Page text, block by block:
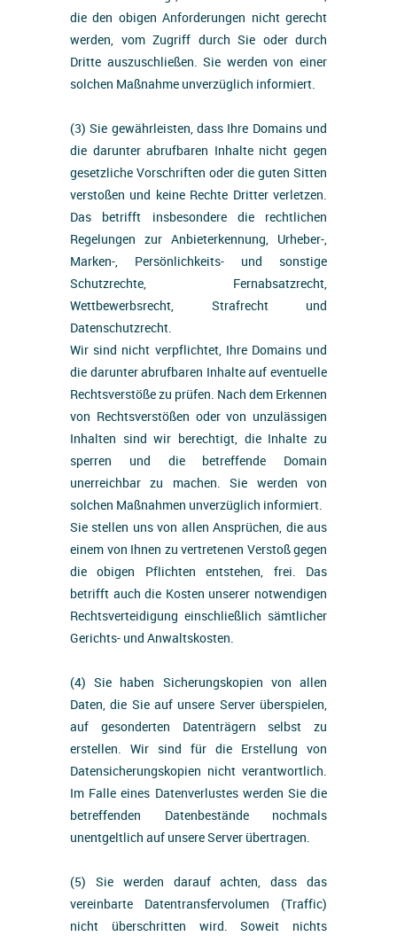
die den obigen Anforderungen nicht gerecht
werden, vom Zugriff durch Sie oder durch
Dritte auszuschließen. Sie werden von einer
solchen Maßnahme unverzüglich informiert.
(3) Sie gewährleisten, dass Ihre Domains und
die darunter abrufbaren Inhalte nicht gegen
gesetzliche Vorschriften oder die guten Sitten
verstoßen und keine Rechte Dritter verletzen.
Das betrifft insbesondere die rechtlichen
Regelungen zur Anbieterkennung, Urheber-,
Marken-, Persönlichkeits- und sonstige
Schutzrechte, Fernabsatzrecht,
Wettbewerbsrecht, Strafrecht und
Datenschutzrecht.
Wir sind nicht verpflichtet, Ihre Domains und
die darunter abrufbaren Inhalte auf eventuelle
Rechtsverstöße zu prüfen. Nach dem Erkennen
von Rechtsverstößen oder von unzulässigen
Inhalten sind wir berechtigt, die Inhalte zu
sperren und die betreffende Domain
unerreichbar zu machen. Sie werden von
solchen Maßnahmen unverzüglich informiert.
Sie stellen uns von allen Ansprüchen, die aus
einem von Ihnen zu vertretenen Verstoß gegen
die obigen Pflichten entstehen, frei. Das
betrifft auch die Kosten unserer notwendigen
Rechtsverteidigung einschließlich sämtlicher
Gerichts- und Anwaltskosten.
(4) Sie haben Sicherungskopien von allen
Daten, die Sie auf unsere Server überspielen,
auf gesonderten Datenträgern selbst zu
erstellen. Wir sind für die Erstellung von
Datensicherungskopien nicht verantwortlich.
Im Falle eines Datenverlustes werden Sie die
betreffenden Datenbestände nochmals
unentgeltlich auf unsere Server übertragen.
(5) Sie werden darauf achten, dass das
vereinbarte Datentransfervolumen (Traffic)
nicht überschritten wird. Soweit nichts